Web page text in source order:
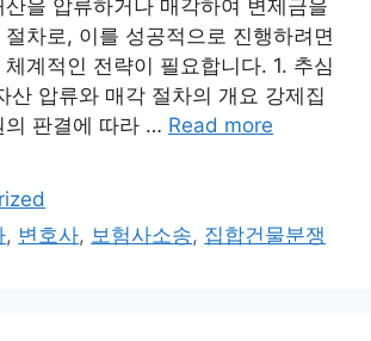
을 압류하거나 매각하여 변제금을
차로, 이를 성공적으로 진행하려면
계적인 전략이 필요합니다. 1. 추심
산 압류와 매각 절차의 개요 강제집
의 판결에 따라 … Read more
, 변호사, 보험사소송, 집합건물분쟁